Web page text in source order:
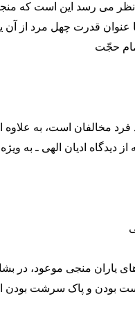
نظر می رسد این است که
عنوان قدرت چهل مرد از آن
حجّت
فرد مخالفان است، به
دیدگاه ادیان الهی ـ به
یاران منجی موعود، در
بودن و پاک سرشت بودن